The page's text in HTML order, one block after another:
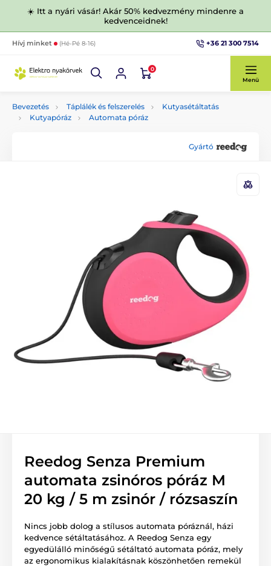
☀️ Itt a nyári vásár! Akár 50% kedvezmény mindenre a
kedvenceidnek!
Hívj minket (Hé-Pé 8-16) +36 21 300 7514
0
Menü
Bevezetés Táplálék és felszerelés
Kutyasétáltatás
Kutyapóráz
Automata póráz
Gyártó
Reedog Senza Premium
automata zsinóros póráz M
20 kg / 5 m zsinór / rózsaszín
Nincs jobb dolog a stílusos automata póráznál, házi
kedvence sétáltatásához. A Reedog Senza egy
egyedülálló minőségű sétáltató automata póráz, mely
az ergonomikus kialakításnak köszönhetően remekül